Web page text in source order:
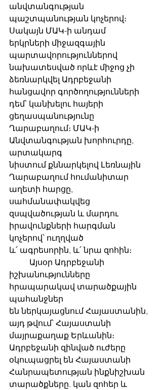
անվտանգության
պաշտպանության կոչերով։
Սակայն ՄԱԿ-ի անդամ
երկրների միջազգային
պարտավորություններով
նախատեսված որևէ միջոց չի
ձեռնարկվել Ադրբեջանի
հանցավոր գործողությունների
դեմ՝ կանխելու հայերի
ցեղասպանությունը
Ղարաբաղում։ ՄԱԿ-ի
Անվտանգության խորհուրդը,
արտակարգ
նիստում քննարկելով Լեռնային
Ղարաբաղում հումանիտար
աղետի հարցը,
սահմանափակվեց
զսպվածության և մարդու
իրավունքների հարգման
կոչերով՝ ուղղված
և՛ ագրեսորին, և՛ նրա զոհին։
իշխանությունները
հրապարակավ տարածքային
պահանջներ
են ներկայացնում Հայաստանին,
այդ թվում՝ Հայաստանի
մայրաքաղաք Երևանին։
Ադրբեջանի զինված ուժերը
օկուպացրել են Հայաստանի
Հանրապետության ինքնիշխան
տարածքները. կան զոհեր և